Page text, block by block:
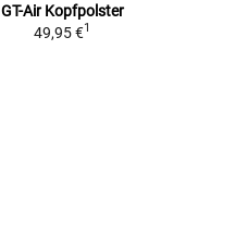
GT-Air Kopfpolster
49,95 €1